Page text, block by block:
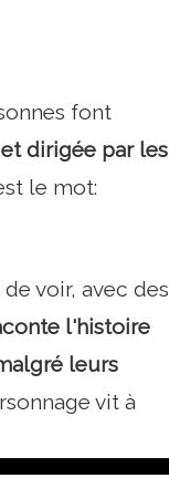
font
dirigée par les
le mot:
voir, avec des
l'histoire
leurs
vit à